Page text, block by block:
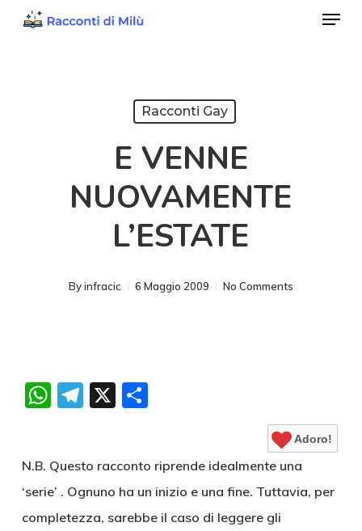
Menu
Racconti Gay
E VENNE
NUOVAMENTE
L’ESTATE
Byinfracic 6 Maggio 2009 No Comments
WhatsApp
Telegram
X Condividi
Adoro!
N.B. Questo racconto riprende idealmente una
‘serie’ . Ognuno ha un inizio e una fine. Tuttavia, per
completezza, sarebbe il caso di leggere gli